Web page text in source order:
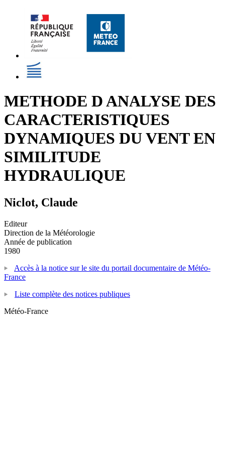
METHODE D ANALYSE DES
CARACTERISTIQUES
DYNAMIQUES DU VENT EN
SIMILITUDE
HYDRAULIQUE
Niclot, Claude
Editeur
Direction de la Météorologie
Année de publication
1980
Accès à la notice sur le site du portail documentaire de Météo-
France
Liste complète des notices publiques
Météo-France